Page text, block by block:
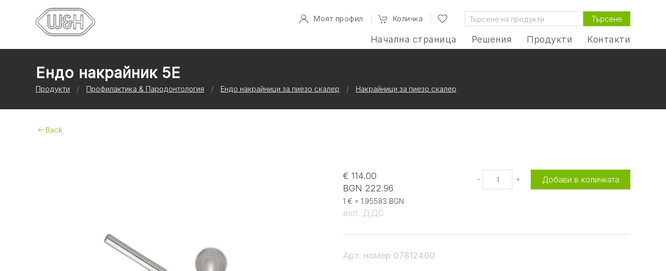
Моят профил Количка Търсене
Начална страница Решения Продукти Контакти
Ендо накрайник 5E
Продукти Профилактика & Пародонтология Ендо накрайници за пиезо скалер Накрайници за пиезо скалер
Back
€ 114.00
BGN 222.96
1 € = 1.95583 BGN
вкл. ДДС
- + Добави в количката
Арт. номер 07812400